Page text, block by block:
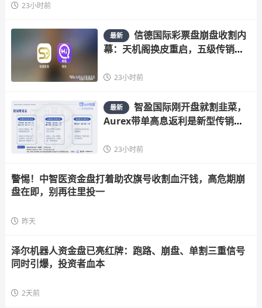
23小时前
最新
信德国际彩票盘崩盘收割内
幕：天机阁换皮重启，五级传销骗
23小时前
最新
智盈国际刚开盘就割韭菜，
Aurex带单高息返利是新型传销陷
23小时前
警惕！中智医资金盘打着助农旗号收割血汗钱，高危期崩
盘在即，别再往里投一
昨天
泽尔机器人资金盘已亮红牌：跑路、崩盘、单割三重信号
同时引爆，投资者血本
2天前